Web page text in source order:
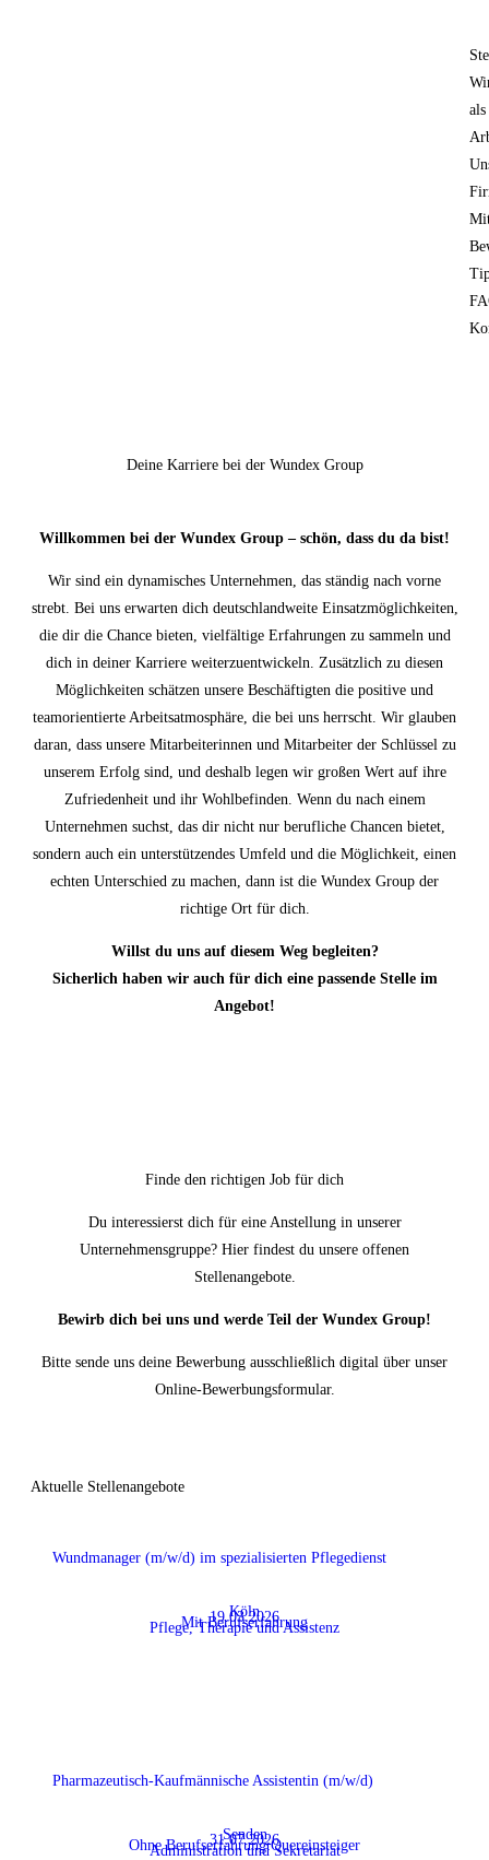
als
Deine Karriere bei der Wundex Group
Willkommen bei der Wundex Group – schön, dass du da bist!
Wir sind ein dynamisches Unternehmen, das ständig nach vorne
strebt. Bei uns erwarten dich deutschlandweite Einsatzmöglichkeiten,
die dir die Chance bieten, vielfältige Erfahrungen zu sammeln und
dich in deiner Karriere weiterzuentwickeln. Zusätzlich zu diesen
Möglichkeiten schätzen unsere Beschäftigten die positive und
teamorientierte Arbeitsatmosphäre, die bei uns herrscht. Wir glauben
daran, dass unsere Mitarbeiterinnen und Mitarbeiter der Schlüssel zu
unserem Erfolg sind, und deshalb legen wir großen Wert auf ihre
Zufriedenheit und ihr Wohlbefinden. Wenn du nach einem
Unternehmen suchst, das dir nicht nur berufliche Chancen bietet,
sondern auch ein unterstützendes Umfeld und die Möglichkeit, einen
echten Unterschied zu machen, dann ist die Wundex Group der
richtige Ort für dich.
Willst du uns auf diesem Weg begleiten?
Sicherlich haben wir auch für dich eine passende Stelle im
Angebot!
Finde den richtigen Job für dich
Du interessierst dich für eine Anstellung in unserer
Unternehmensgruppe? Hier findest du unsere offenen
Stellenangebote.
Bewirb dich bei uns und werde Teil der Wundex Group!
Bitte sende uns deine Bewerbung ausschließlich digital über unser
Online-Bewerbungsformular.
Aktuelle Stellenangebote
Wundmanager (m/w/d) im spezialisierten Pflegedienst
Köln
19.03.2026
Mit Berufserfahrung
Pflege, Therapie und Assistenz
Pharmazeutisch-Kaufmännische Assistentin (m/w/d)
Senden
31.07.2026
Ohne Berufserfahrung:Quereinsteiger
Administration und Sekretariat